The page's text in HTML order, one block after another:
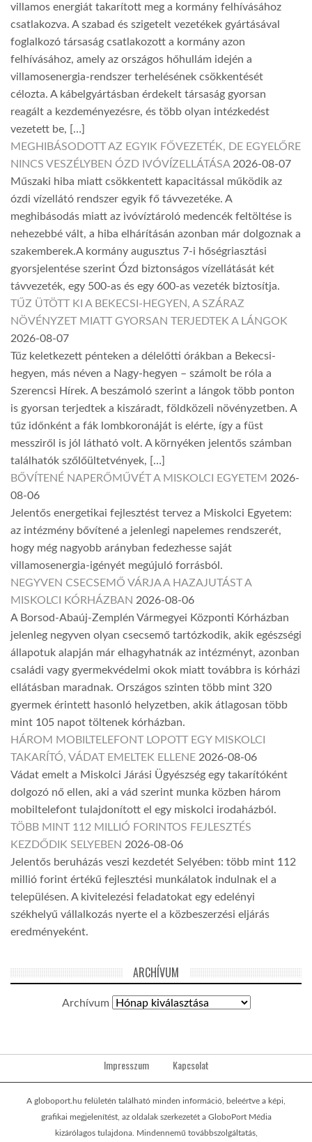
villamos energiát takarított meg a kormány felhívásához
csatlakozva. A szabad és szigetelt vezetékek gyártásával
foglalkozó társaság csatlakozott a kormány azon
felhívásához, amely az országos hőhullám idején a
villamosenergia-rendszer terhelésének csökkentését
célozta. A kábelgyártásban érdekelt társaság gyorsan
reagált a kezdeményezésre, és több olyan intézkedést
vezetett be, […]
MEGHIBÁSODOTT AZ EGYIK FŐVEZETÉK, DE EGYELŐRE
NINCS VESZÉLYBEN ÓZD IVÓVÍZELLÁTÁSA 2026-08-07
Műszaki hiba miatt csökkentett kapacitással működik az
ózdi vízellátó rendszer egyik fő távvezetéke. A
meghibásodás miatt az ivóvíztároló medencék feltöltése is
nehezebbé vált, a hiba elhárításán azonban már dolgoznak a
szakemberek.A kormány augusztus 7-i hőségriasztási
gyorsjelentése szerint Ózd biztonságos vízellátását két
távvezeték, egy 500-as és egy 600-as vezeték biztosítja.
TŰZ ÜTÖTT KI A BEKECSI-HEGYEN, A SZÁRAZ
NÖVÉNYZET MIATT GYORSAN TERJEDTEK A LÁNGOK
2026-08-07
Tűz keletkezett pénteken a délelőtti órákban a Bekecsi-
hegyen, más néven a Nagy-hegyen – számolt be róla a
Szerencsi Hírek. A beszámoló szerint a lángok több ponton
is gyorsan terjedtek a kiszáradt, földközeli növényzetben. A
tűz időnként a fák lombkoronáját is elérte, így a füst
messziről is jól látható volt. A környéken jelentős számban
találhatók szőlőültetvények, […]
BŐVÍTENÉ NAPERŐMŰVÉT A MISKOLCI EGYETEM 2026-
08-06
Jelentős energetikai fejlesztést tervez a Miskolci Egyetem:
az intézmény bővítené a jelenlegi napelemes rendszerét,
hogy még nagyobb arányban fedezhesse saját
villamosenergia-igényét megújuló forrásból.
NEGYVEN CSECSEMŐ VÁRJA A HAZAJUTÁST A
MISKOLCI KÓRHÁZBAN 2026-08-06
A Borsod-Abaúj-Zemplén Vármegyei Központi Kórházban
jelenleg negyven olyan csecsemő tartózkodik, akik egészségi
állapotuk alapján már elhagyhatnák az intézményt, azonban
családi vagy gyermekvédelmi okok miatt továbbra is kórházi
ellátásban maradnak. Országos szinten több mint 320
gyermek érintett hasonló helyzetben, akik átlagosan több
mint 105 napot töltenek kórházban.
HÁROM MOBILTELEFONT LOPOTT EGY MISKOLCI
TAKARÍTÓ, VÁDAT EMELTEK ELLENE 2026-08-06
Vádat emelt a Miskolci Járási Ügyészség egy takarítóként
dolgozó nő ellen, aki a vád szerint munka közben három
mobiltelefont tulajdonított el egy miskolci irodaházból.
TÖBB MINT 112 MILLIÓ FORINTOS FEJLESZTÉS
KEZDŐDIK SELYEBEN 2026-08-06
Jelentős beruházás veszi kezdetét Selyében: több mint 112
millió forint értékű fejlesztési munkálatok indulnak el a
településen. A kivitelezési feladatokat egy edelényi
székhelyű vállalkozás nyerte el a közbeszerzési eljárás
eredményeként.
ARCHÍVUM
Archívum
Impresszum Kapcsolat
A globoport.hu felületén található minden információ, beleértve a képi,
grafikai megjelenítést, az oldalak szerkezetét a GloboPort Média
kizárólagos tulajdona. Mindennemű továbbszolgáltatás,